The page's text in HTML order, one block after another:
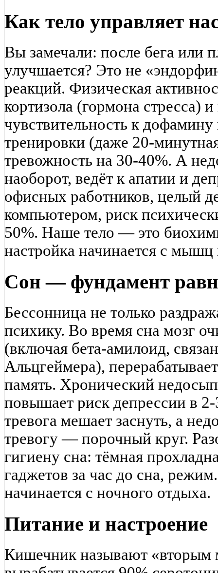
Как тело управляет
Вы замечали: после бега или
улучшается? Это не
реакций. Физическая
кортизола (гормона стресса)
чувствительность к
тренировки (даже 20-
тревожность на 30-40%. А
наоборот, ведёт к апатии и
офисных работников, целый
компьютером, риск
50%. Наше тело — это
настройка начинается с мышц
Сон — фундамент
Бессонница не только
психику. Во время сна мозг
(включая бета-амилоид,
Альцгеймера),
память. Хронический
повышает риск депрессии в 2-
тревога мешает заснуть, а
тревогу — порочный круг.
гигиену сна: тёмная
гаджетов за час до сна,
начинается с ночного отдыха.
Питание и настроение
Кишечник называют «вторым